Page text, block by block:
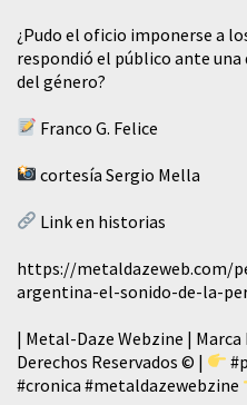
¿Pudo el oficio imponerse a
respondió el público ante
del género?
Franco G. Felice
cortesía Sergio Mella
Link en historias
https://metaldazeweb.com/
argentina-el-sonido-de-la-
| Metal-Daze Webzine |
Derechos Reservados © |
#cronica #metaldazewebzine